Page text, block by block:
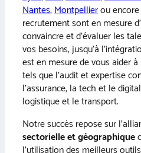
Nantes,Montpellierou encore
recrutement sont en mesure
convaincre et d’évaluer les
vos besoins, jusqu’à
est en mesure de vous aider
tels que l’audit et expertise
l’assurance, la tech et le
logistique et le transport.
Notre succès repose sur
sectorielle et géographique